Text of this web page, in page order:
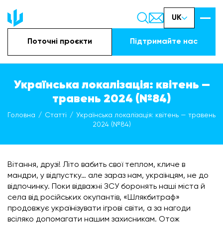
UK
Поточні проєкти Підтримайте наc
Українська локалізація: квітень —
травень 2024 (№84)
Головна Статті
Українська локалізація: квітень — травень
2024 (№84)
Вітання, друзі! Літо вабить свої теплом, кличе в
мандри, у відпустку… але зараз нам, українцям, не до
відпочинку. Поки відважні ЗСУ боронять наші міста й
села від російських окупантів, «Шлякбитраф»
продовжує українізувати ігрові світи, а за нагоди
всіляко допомагати нашим захисникам. Отож